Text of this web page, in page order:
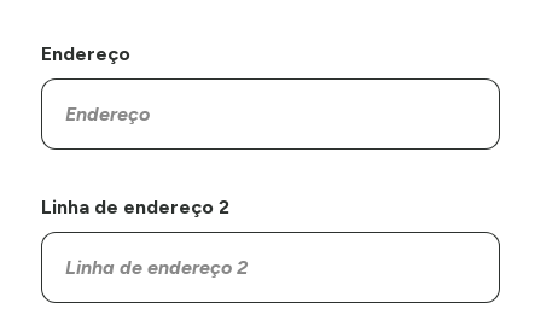
Endereço
Linha de endereço 2